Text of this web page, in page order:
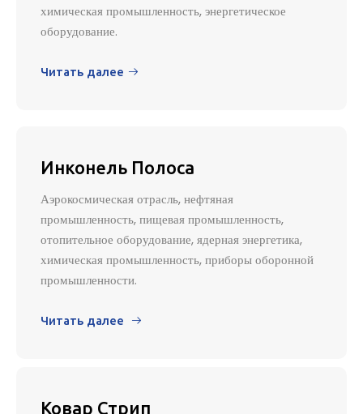
химическая промышленность, энергетическое
оборудование.
Читать далее 
Инконель Полоса
Аэрокосмическая отрасль, нефтяная
промышленность, пищевая промышленность,
отопительное оборудование, ядерная энергетика,
химическая промышленность, приборы оборонной
промышленности.
Читать далее 
Ковар Стрип